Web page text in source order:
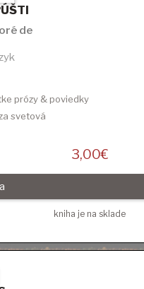
de
prózy & poviedky
svetová
3,00€
kniha je na sklade